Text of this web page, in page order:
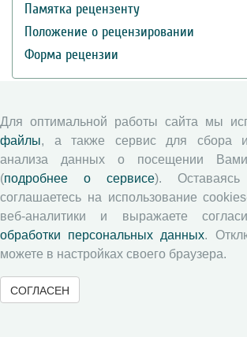
Памятка рецензенту
Положение о рецензировании
Форма рецензии
Журналы ВолНЦ РАН
Экономические и социальные перемены
Проблемы развития территории
Вопросы территориального развития
Социальное пространство
Юный экономист
Для оптимальной работы сайта мы
файлы, а также сервис для сбора и
анализа данных о посещении
(подробнее о сервисе).
соглашаетесь на использование
веб-аналитики и выражаете
обработки персональных данных.
можете в настройках своего браузера.
СОГЛАСЕН